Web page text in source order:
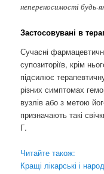
непереносимості будь-
Застосовувані в
Сучасні
супозиторіїв, крім
підсилює
різних симптомах
вузлів або з метою
призначають такі
Г.
Читайте також:
Кращі лікарські і